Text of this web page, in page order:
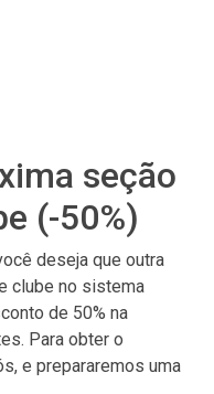
seção
(-50%)
deseja que outra
clube no sistema
de 50% na
Para obter o
e prepararemos uma